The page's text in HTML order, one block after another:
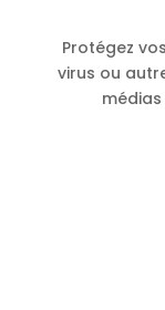
Protégez
virus ou